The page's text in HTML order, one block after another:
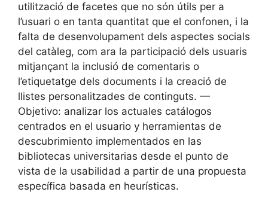
utilització de facetes que no són útils per a
l’usuari o en tanta quantitat que el confonen, i la
falta de desenvolupament dels aspectes socials
del catàleg, com ara la participació dels usuaris
mitjançant la inclusió de comentaris o
l’etiquetatge dels documents i la creació de
llistes personalitzades de continguts. —
Objetivo: analizar los actuales catálogos
centrados en el usuario y herramientas de
descubrimiento implementados en las
bibliotecas universitarias desde el punto de
vista de la usabilidad a partir de una propuesta
específica basada en heurísticas.